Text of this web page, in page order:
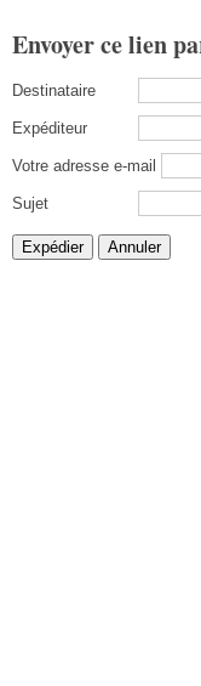
Envoyer ce lien
Destinataire
Expéditeur
Votre adresse e-mail
Sujet
Expédier Annuler